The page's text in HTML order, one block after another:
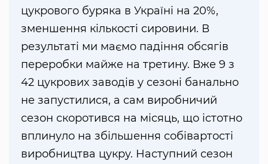
цукрового буряка в Україні на 20%,
зменшення кількості сировини. В
результаті ми маємо падіння обсягів
переробки майже на третину. Вже 9 з
42 цукрових заводів у сезоні банально
не запустилися, а сам виробничий
сезон скоротився на місяць, що істотно
вплинуло на збільшення собівартості
виробництва цукру. Наступний сезон